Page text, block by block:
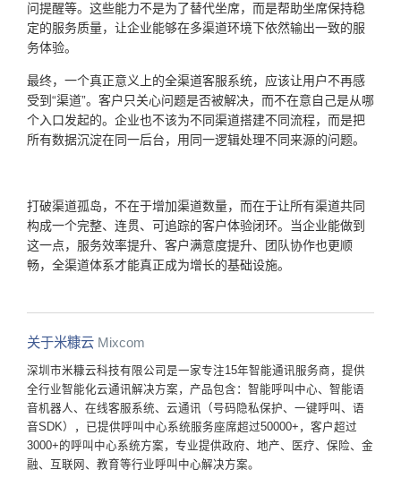
问提醒等。这些能力不是为了替代坐席，而是帮助坐席保持稳
定的服务质量，让企业能够在多渠道环境下依然输出一致的服
务体验。
最终，一个真正意义上的全渠道客服系统，应该让用户不再感
受到“渠道”。客户只关心问题是否被解决，而不在意自己是从哪
个入口发起的。企业也不该为不同渠道搭建不同流程，而是把
所有数据沉淀在同一后台，用同一逻辑处理不同来源的问题。
打破渠道孤岛，不在于增加渠道数量，而在于让所有渠道共同
构成一个完整、连贯、可追踪的客户体验闭环。当企业能做到
这一点，服务效率提升、客户满意度提升、团队协作也更顺
畅，全渠道体系才能真正成为增长的基础设施。
关于米糠云 Mixcom
深圳市米糠云科技有限公司是一家专注15年智能通讯服务商，提供
全行业智能化云通讯解决方案，产品包含：智能呼叫中心、智能语
音机器人、在线客服系统、云通讯（号码隐私保护、一键呼叫、语
音SDK），已提供呼叫中心系统服务座席超过50000+，客户超过
3000+的呼叫中心系统方案，专业提供政府、地产、医疗、保险、金
融、互联网、教育等行业呼叫中心解决方案。